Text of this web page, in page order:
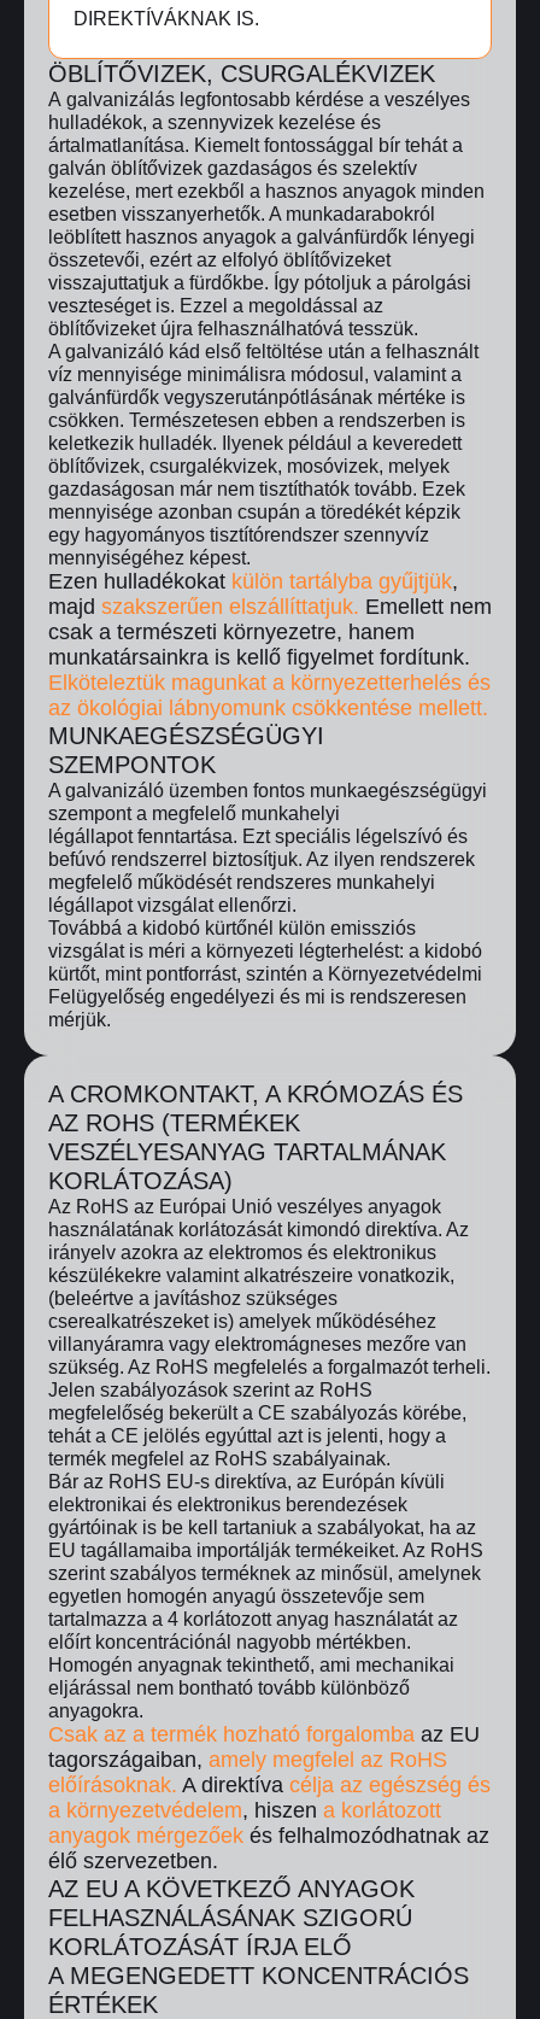
DIREKTÍVÁKNAK IS.
ÖBLÍTŐVIZEK, CSURGALÉKVIZEK
A galvanizálás legfontosabb kérdése a veszélyes
hulladékok, a szennyvizek kezelése és
ártalmatlanítása. Kiemelt fontossággal bír tehát a
galván öblítővizek gazdaságos és szelektív
kezelése, mert ezekből a hasznos anyagok minden
esetben visszanyerhetők. A munkadarabokról
leöblített hasznos anyagok a galvánfürdők lényegi
összetevői, ezért az elfolyó öblítővizeket
visszajuttatjuk a fürdőkbe. Így pótoljuk a párolgási
veszteséget is. Ezzel a megoldással az
öblítővizeket újra felhasználhatóvá tesszük.
A galvanizáló kád első feltöltése után a felhasznált
víz mennyisége minimálisra módosul, valamint a
galvánfürdők vegyszerutánpótlásának mértéke is
csökken. Természetesen ebben a rendszerben is
keletkezik hulladék. Ilyenek például a keveredett
öblítővizek, csurgalékvizek, mosóvizek, melyek
gazdaságosan már nem tisztíthatók tovább. Ezek
mennyisége azonban csupán a töredékét képzik
egy hagyományos tisztítórendszer szennyvíz
mennyiségéhez képest.
Ezen hulladékokat külön tartályba gyűjtjük,
majd szakszerűen elszállíttatjuk. Emellett nem
csak a természeti környezetre, hanem
munkatársainkra is kellő figyelmet fordítunk.
Elköteleztük magunkat a környezetterhelés és
az ökológiai lábnyomunk csökkentése mellett.
MUNKAEGÉSZSÉGÜGYI
SZEMPONTOK
A galvanizáló üzemben fontos munkaegészségügyi
szempont a megfelelő munkahelyi
légállapot fenntartása. Ezt speciális légelszívó és
befúvó rendszerrel biztosítjuk. Az ilyen rendszerek
megfelelő működését rendszeres munkahelyi
légállapot vizsgálat ellenőrzi.
Továbbá a kidobó kürtőnél külön emissziós
vizsgálat is méri a környezeti légterhelést: a kidobó
kürtőt, mint pontforrást, szintén a Környezetvédelmi
Felügyelőség engedélyezi és mi is rendszeresen
mérjük.
A CROMKONTAKT, A KRÓMOZÁS ÉS
AZ ROHS (TERMÉKEK
VESZÉLYESANYAG TARTALMÁNAK
KORLÁTOZÁSA)
Az RoHS az Európai Unió veszélyes anyagok
használatának korlátozását kimondó direktíva. Az
irányelv azokra az elektromos és elektronikus
készülékekre valamint alkatrészeire vonatkozik,
(beleértve a javításhoz szükséges
cserealkatrészeket is) amelyek működéséhez
villanyáramra vagy elektromágneses mezőre van
szükség. Az RoHS megfelelés a forgalmazót terheli.
Jelen szabályozások szerint az RoHS
megfelelőség bekerült a CE szabályozás körébe,
tehát a CE jelölés egyúttal azt is jelenti, hogy a
termék megfelel az RoHS szabályainak.
Bár az RoHS EU-s direktíva, az Európán kívüli
elektronikai és elektronikus berendezések
gyártóinak is be kell tartaniuk a szabályokat, ha az
EU tagállamaiba importálják termékeiket. Az RoHS
szerint szabályos terméknek az minősül, amelynek
egyetlen homogén anyagú összetevője sem
tartalmazza a 4 korlátozott anyag használatát az
előírt koncentrációnál nagyobb mértékben.
Homogén anyagnak tekinthető, ami mechanikai
eljárással nem bontható tovább különböző
anyagokra.
Csak az a termék hozható forgalomba az EU
tagországaiban, amely megfelel az RoHS
előírásoknak. A direktíva célja az egészség és
a környezetvédelem, hiszen a korlátozott
anyagok mérgezőek és felhalmozódhatnak az
élő szervezetben.
AZ EU A KÖVETKEZŐ ANYAGOK
FELHASZNÁLÁSÁNAK SZIGORÚ
KORLÁTOZÁSÁT ÍRJA ELŐ
ÓLOM (PB) HIGANY( HG)
HAT VEGYÉRTÉKŰ KRÓM
(CRVI)
KADMIUM (CD)
A MEGENGEDETT KONCENTRÁCIÓS
ÉRTÉKEK